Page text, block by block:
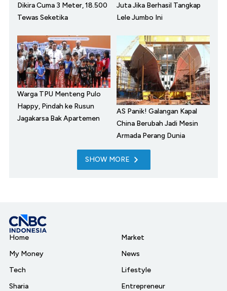
Dikira Cuma 3 Meter, 18.500
Tewas Seketika
Juta Jika Berhasil Tangkap
Lele Jumbo Ini
Warga TPU Menteng Pulo
Happy, Pindah ke Rusun
Jagakarsa Bak Apartemen
AS Panik! Galangan Kapal
China Berubah Jadi Mesin
Armada Perang Dunia
SHOW MORE
Home
My Money
Tech
Sharia
Market
News
Lifestyle
Entrepreneur